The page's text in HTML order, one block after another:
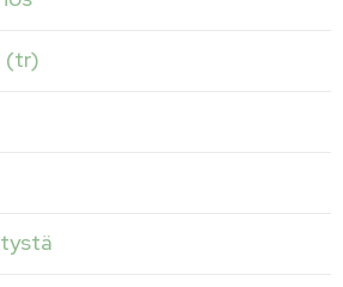
(tr)